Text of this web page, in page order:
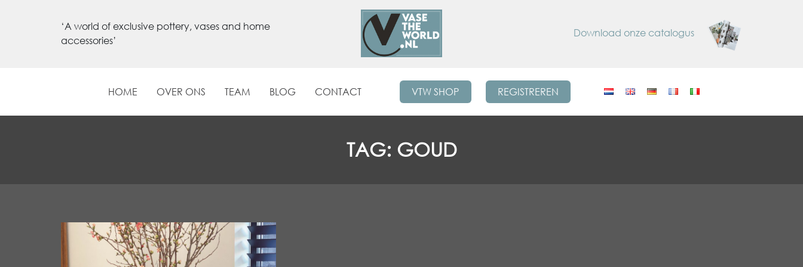
‘A world of exclusive pottery, vases and home
accessories’
Download onze catalogus
HOME OVER ONS TEAM BLOG CONTACT VTW SHOP REGISTREREN
TAG: GOUD